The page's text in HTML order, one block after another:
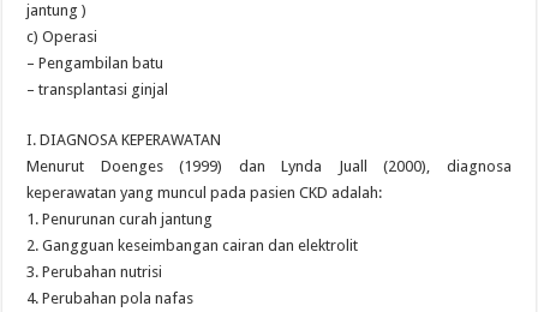
jantung )
c) Operasi
– Pengambilan batu
– transplantasi ginjal
I. DIAGNOSA KEPERAWATAN
Menurut Doenges (1999) dan Lynda Juall (2000), diagnosa
keperawatan yang muncul pada pasien CKD adalah:
1. Penurunan curah jantung
2. Gangguan keseimbangan cairan dan elektrolit
3. Perubahan nutrisi
4. Perubahan pola nafas